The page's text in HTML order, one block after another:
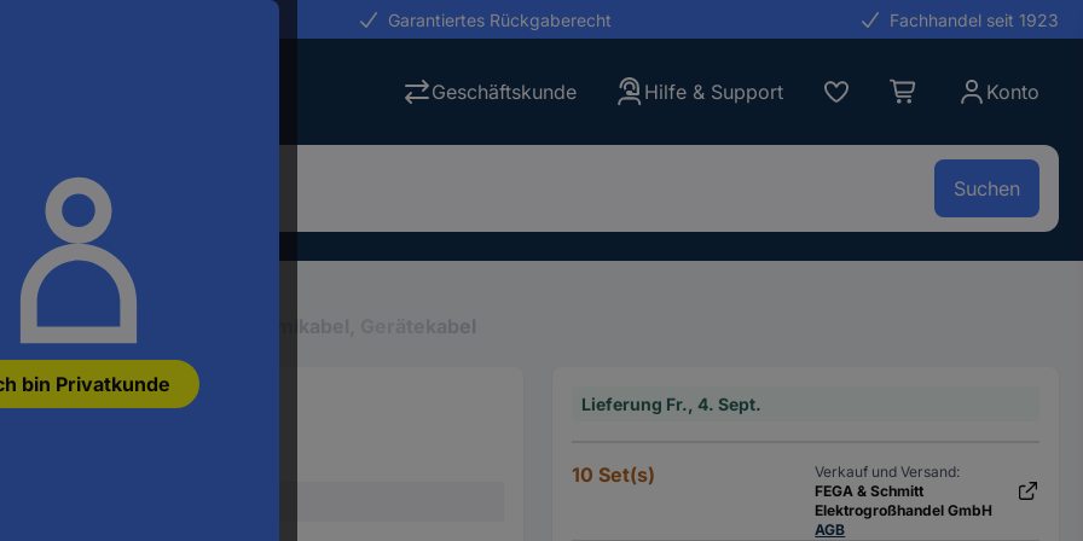
bin Privatkunde
Garantiertes Rückgaberecht Fachhandel seit 1923
Geschäftskunde Hilfe & Support Konto
Suchen
Mehradrige Kabel Gummikabel, Gerätekabel
Lieferung Fr., 4. Sept.
10 Set(s)
Verkauf und Versand:
FEGA & Schmitt
Elektrogroßhandel GmbH
AGB